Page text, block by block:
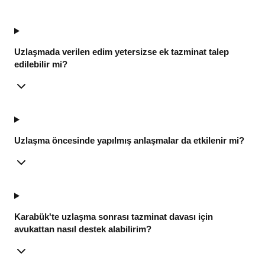
Uzlaşmada verilen edim yetersizse ek tazminat talep
edilebilir mi?
Uzlaşma öncesinde yapılmış anlaşmalar da etkilenir mi?
Karabük'te uzlaşma sonrası tazminat davası için
avukattan nasıl destek alabilirim?